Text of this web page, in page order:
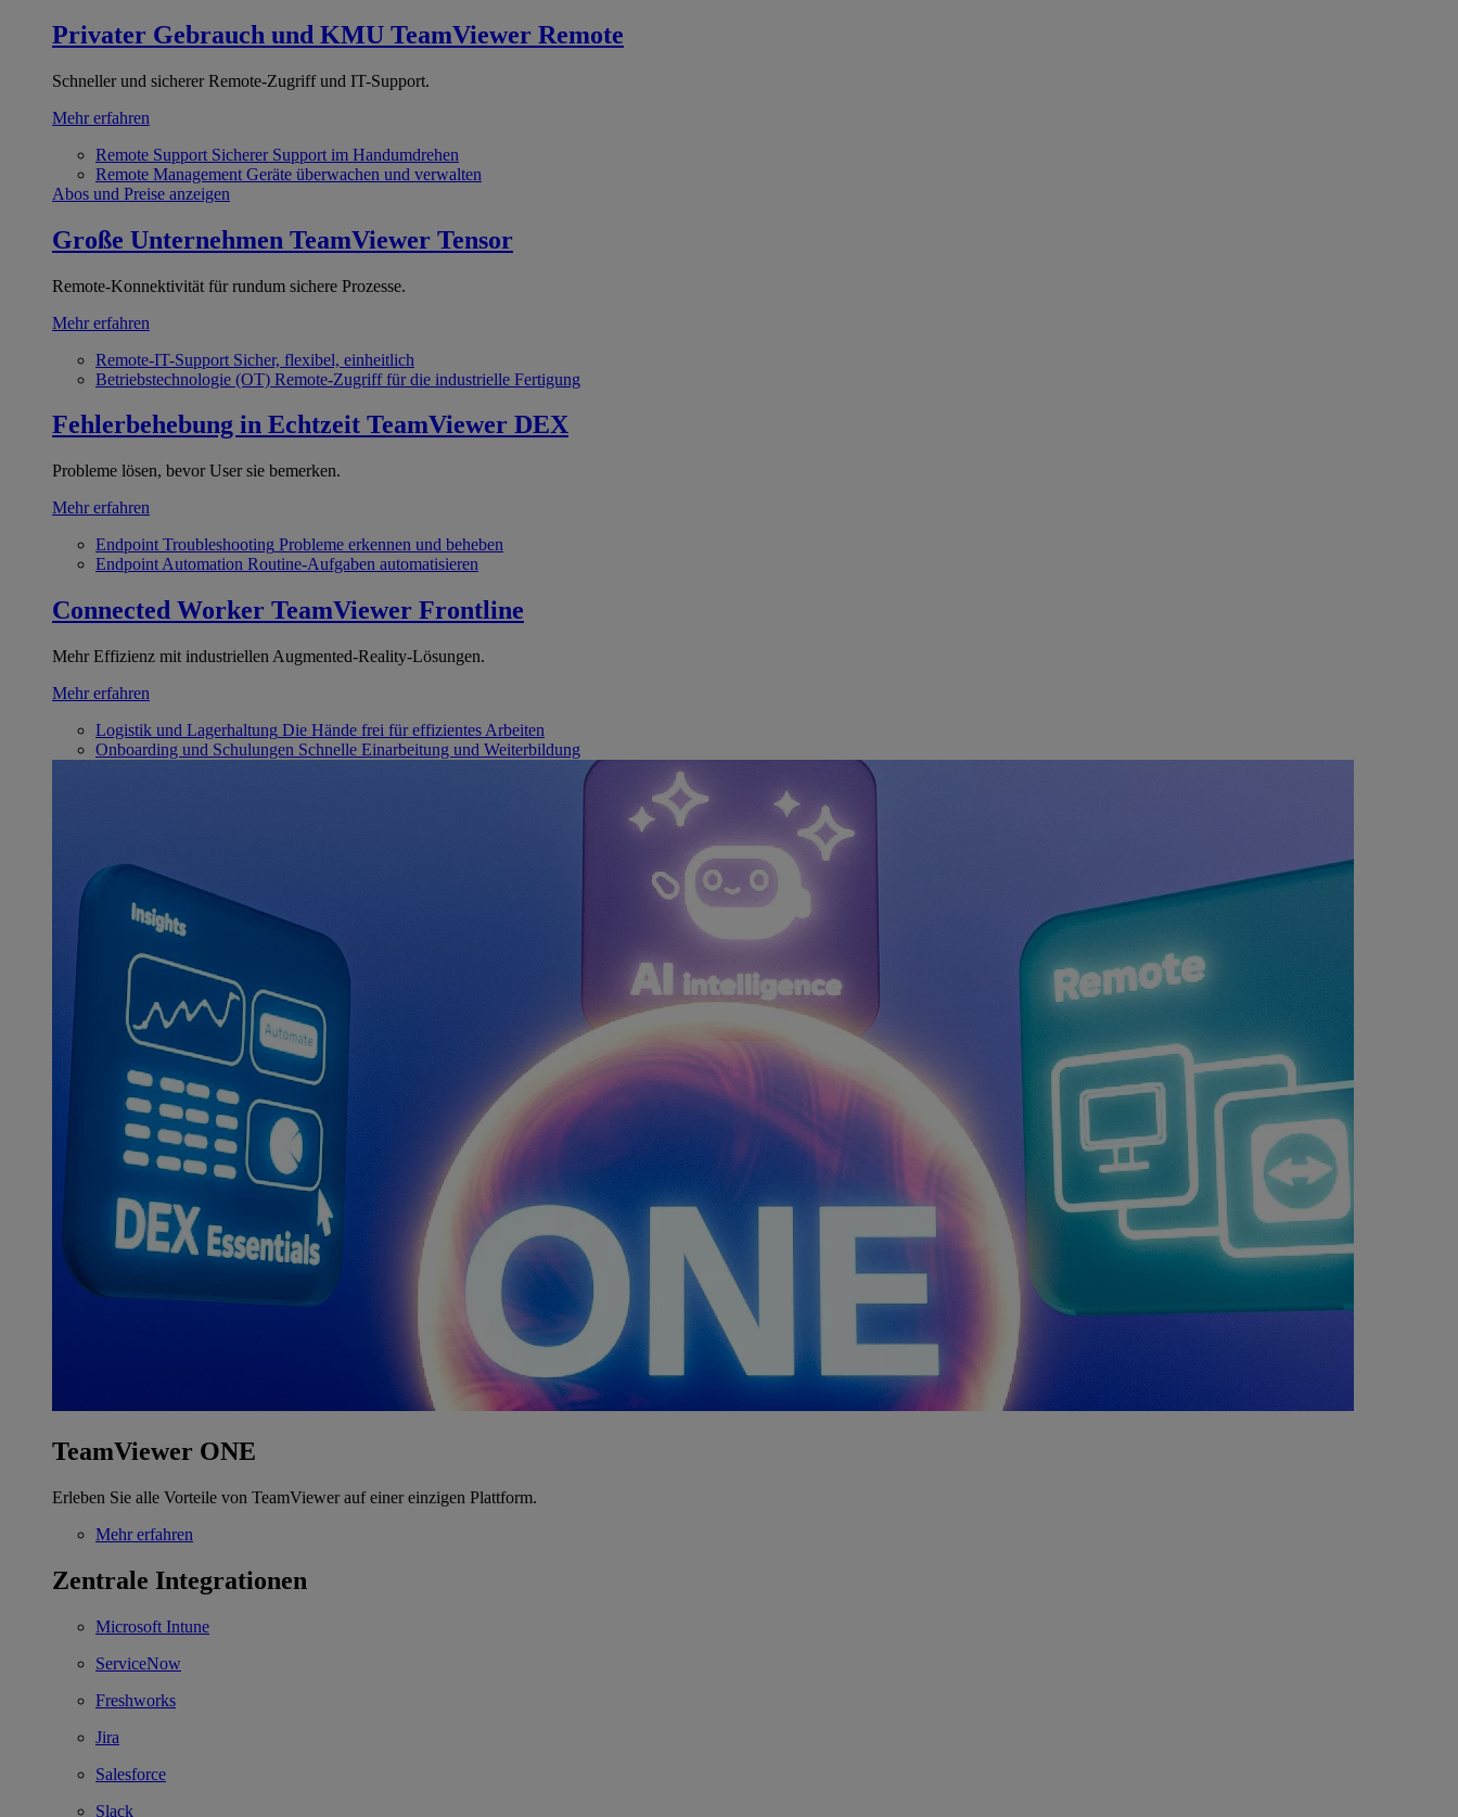
Privater Gebrauch und KMU TeamViewer Remote
Schneller und sicherer Remote-Zugriff und IT-Support.
Mehr erfahren
Remote Support Sicherer Support im Handumdrehen
Remote Management Geräte überwachen und verwalten
Abos und Preise anzeigen
Große Unternehmen TeamViewer Tensor
Remote-Konnektivität für rundum sichere Prozesse.
Mehr erfahren
Remote-IT-Support Sicher, flexibel, einheitlich
Betriebstechnologie (OT) Remote-Zugriff für die industrielle Fertigung
Fehlerbehebung in Echtzeit TeamViewer DEX
Probleme lösen, bevor User sie bemerken.
Mehr erfahren
Endpoint Troubleshooting Probleme erkennen und beheben
Endpoint Automation Routine-Aufgaben automatisieren
Connected Worker TeamViewer Frontline
Mehr Effizienz mit industriellen Augmented-Reality-Lösungen.
Mehr erfahren
Logistik und Lagerhaltung Die Hände frei für effizientes Arbeiten
Onboarding und Schulungen Schnelle Einarbeitung und Weiterbildung
TeamViewer ONE
Erleben Sie alle Vorteile von TeamViewer auf einer einzigen Plattform.
Mehr erfahren
Zentrale Integrationen
Microsoft Intune
ServiceNow
Freshworks
Jira
Salesforce
Slack